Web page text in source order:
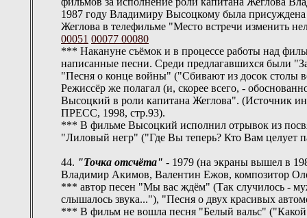
1987 году Владимиру Высоцкому была присуждена
Жеглова в телефильме "Место встречи изменить
00051 00077 00080
*** Накануне съёмок и в процессе работы над
написанные песни. Среди предлагавшихся были
"Песня о конце войны" ("Сбивают из досок столы
Режиссёр же полагал (и, скорее всего, -
Высоцкий в роли капитана Жеглова".
ПРЕСС, 1998, стр.93).
*** В фильме Высоцкий исполнил отрывок из
"Лиловый негр" ("Где Вы теперь? Кто Вам целует
44. "Точка отсчёта" - 1979 (на экраны вышел в
Владимир Акимов, Валентин Ежов, композитор
*** автор песен "Мы вас ждём" (Так случилось -
слышалось звука..."), "Песня о двух красивых
*** В фильм не вошла песня "Белый вальс"